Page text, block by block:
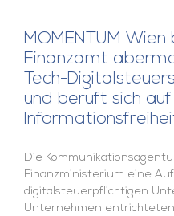
MOMENTUM
Finanzamt
Tech-
und beruft sich
Die
Finanzministerium eine
digitalsteuerpflichtigen
Unternehmen